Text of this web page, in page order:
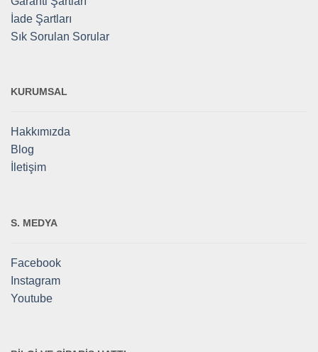
İade Şartları
Sık Sorulan Sorular
KURUMSAL
Hakkımızda
Blog
İletişim
S. MEDYA
Facebook
Instagram
Youtube